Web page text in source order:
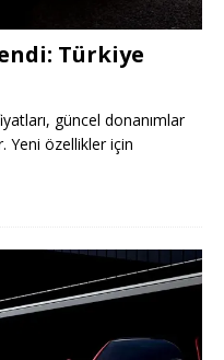
Türkiye
güncel donanımlar
Yeni özellikler için